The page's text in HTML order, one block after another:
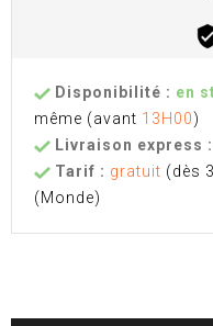
Disponibilité : en
même (avant 13H00)
Livraison express :
Tarif : gratuit (dès
(Monde)